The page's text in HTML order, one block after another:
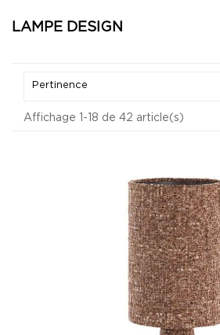
LAMPE DESIGN
Pertinence
Affichage 1-18 de 42 article(s)